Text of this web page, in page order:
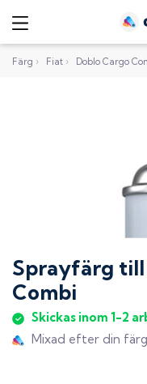
Färg › Fiat › Doblo Cargo
Sprayfärg till
Combi
Skickas inom 1-2
Mixad efter din